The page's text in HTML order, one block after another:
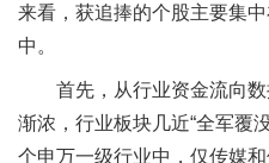
来看，获追捧的个股主要集
中。
首先，从行业资金流向
渐浓，行业板块几近“全军覆
个申万一级行业中，仅传媒